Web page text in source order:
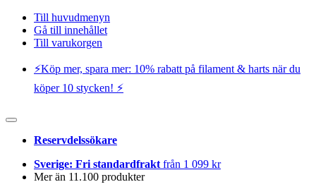
Till huvudmenyn
Gå till innehållet
Till varukorgen
⚡️Köp mer, spara mer: 10% rabatt på filament & harts när du
köper 10 stycken! ⚡️
Reservdelssökare
Sverige: Fri standardfrakt från 1 099 kr
Mer än 11.100 produkter